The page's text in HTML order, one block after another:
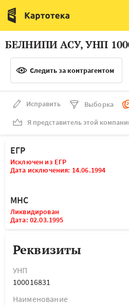
Италия
Люксембург
Нидерланды
БЕЛНИПИ АСУ, УНП
Следить за контрагентом
Исправить Выборка
Я представитель этой
ЕГР
Исключен из ЕГР
Дата исключения: 14.06.1994
МНС
Ликвидирован
Дата: 02.03.1995
Реквизиты
УНП
100016831
Наименование